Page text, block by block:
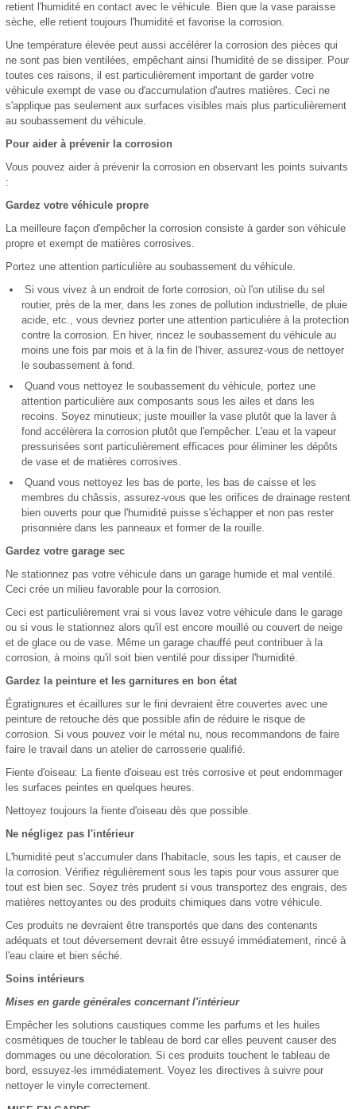
retient l'humidité en contact avec le véhicule. Bien que la vase paraisse
sèche, elle retient toujours l'humidité et favorise la corrosion.
Une température élevée peut aussi accélérer la corrosion des pièces qui
ne sont pas bien ventilées, empêchant ainsi l'humidité de se dissiper. Pour
toutes ces raisons, il est particulièrement important de garder votre
véhicule exempt de vase ou d'accumulation d'autres matières. Ceci ne
s'applique pas seulement aux surfaces visibles mais plus particulièrement
au soubassement du véhicule.
Pour aider à prévenir la corrosion
Vous pouvez aider à prévenir la corrosion en observant les points suivants
:
Gardez votre véhicule propre
La meilleure façon d'empêcher la corrosion consiste à garder son véhicule
propre et exempt de matières corrosives.
Portez une attention particulière au soubassement du véhicule.
Si vous vivez à un endroit de forte corrosion, où l'on utilise du sel
routier, près de la mer, dans les zones de pollution industrielle, de pluie
acide, etc., vous devriez porter une attention particulière à la protection
contre la corrosion. En hiver, rincez le soubassement du véhicule au
moins une fois par mois et à la fin de l'hiver, assurez-vous de nettoyer
le soubassement à fond.
Quand vous nettoyez le soubassement du véhicule, portez une
attention particulière aux composants sous les ailes et dans les
recoins. Soyez minutieux; juste mouiller la vase plutôt que la laver à
fond accélèrera la corrosion plutôt que l'empêcher. L'eau et la vapeur
pressurisées sont particulièrement efficaces pour éliminer les dépôts
de vase et de matières corrosives.
Quand vous nettoyez les bas de porte, les bas de caisse et les
membres du châssis, assurez-vous que les orifices de drainage restent
bien ouverts pour que l'humidité puisse s'échapper et non pas rester
prisonnière dans les panneaux et former de la rouille.
Gardez votre garage sec
Ne stationnez pas votre véhicule dans un garage humide et mal ventilé.
Ceci crée un milieu favorable pour la corrosion.
Ceci est particulièrement vrai si vous lavez votre véhicule dans le garage
ou si vous le stationnez alors qu'il est encore mouillé ou couvert de neige
et de glace ou de vase. Même un garage chauffé peut contribuer à la
corrosion, à moins qu'il soit bien ventilé pour dissiper l'humidité.
Gardez la peinture et les garnitures en bon état
Égratignures et écaillures sur le fini devraient être couvertes avec une
peinture de retouche dès que possible afin de réduire le risque de
corrosion. Si vous pouvez voir le métal nu, nous recommandons de faire
faire le travail dans un atelier de carrosserie qualifié.
Fiente d'oiseau: La fiente d'oiseau est très corrosive et peut endommager
les surfaces peintes en quelques heures.
Nettoyez toujours la fiente d'oiseau dès que possible.
Ne négligez pas l'intérieur
L'humidité peut s'accumuler dans l'habitacle, sous les tapis, et causer de
la corrosion. Vérifiez régulièrement sous les tapis pour vous assurer que
tout est bien sec. Soyez très prudent si vous transportez des engrais, des
matières nettoyantes ou des produits chimiques dans votre véhicule.
Ces produits ne devraient être transportés que dans des contenants
adéquats et tout déversement devrait être essuyé immédiatement, rincé à
l'eau claire et bien séché.
Soins intérieurs
Mises en garde générales concernant l'intérieur
Empêcher les solutions caustiques comme les parfums et les huiles
cosmétiques de toucher le tableau de bord car elles peuvent causer des
dommages ou une décoloration. Si ces produits touchent le tableau de
bord, essuyez-les immédiatement. Voyez les directives à suivre pour
nettoyer le vinyle correctement.